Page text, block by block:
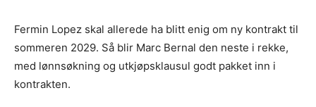
Fermin Lopez skal allerede ha blitt enig om ny kontrakt til
sommeren 2029. Så blir Marc Bernal den neste i rekke,
med lønnsøkning og utkjøpsklausul godt pakket inn i
kontrakten.